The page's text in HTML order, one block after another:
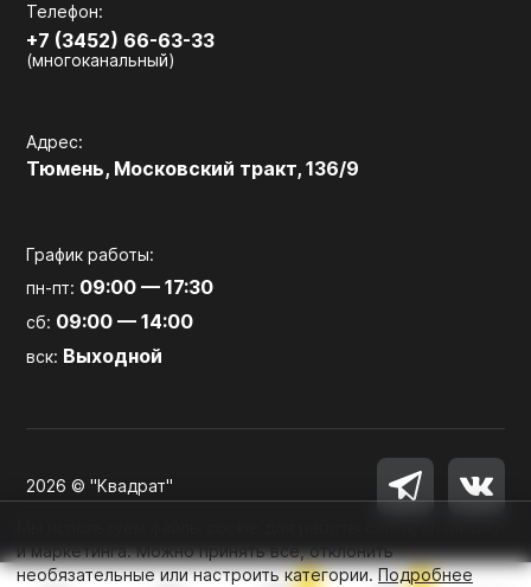
0 0
Телефон:
+7 (3452) 66-63-33
(многоканальный)
Адрес:
Тюмень, Московский тракт, 136/9
График работы:
пн-пт: 09:00 — 17:30
сб: 09:00 — 14:00
вск: Выходной
2026 © "Квадрат"
и маркетинга. Можно принять все, отклонить
необязательные или настроить категории.Подробнее